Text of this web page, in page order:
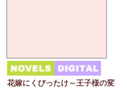
花嫁にくびったけ～王子様の変